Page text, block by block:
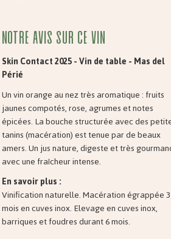
Notre avis sur ce vin
Skin Contact 2025 - Vin de table - Mas del
Périé
Un vin orange au nez très aromatique : fruits
jaunes compotés, rose, agrumes et notes
épicées. La bouche structurée avec des
tanins (macération) est tenue par de beaux
amers. Un jus nature, digeste et très
avec une fraîcheur intense.
En savoir plus :
Vinification naturelle. Macération égrappée 3
mois en cuves inox. Elevage en cuves inox,
barriques et foudres durant 6 mois.